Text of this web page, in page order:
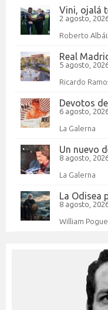
Vini, ojalá
2 agosto,
Roberto
Real
5 agosto,
Ricardo
Devotos
6 agosto,
La Galerna
Un nuevo
8 agosto,
La Galerna
La Odisea
8 agosto,
William Pogue